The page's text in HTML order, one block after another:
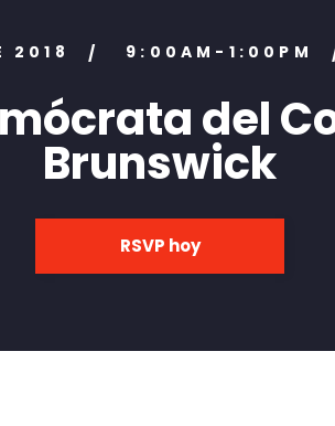
2018 / 9:00AM-1:00PM
del
Brunswick
RSVP hoy